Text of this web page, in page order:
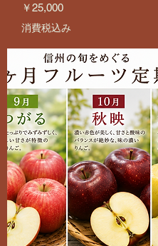
価格
￥25,000
消費税込み